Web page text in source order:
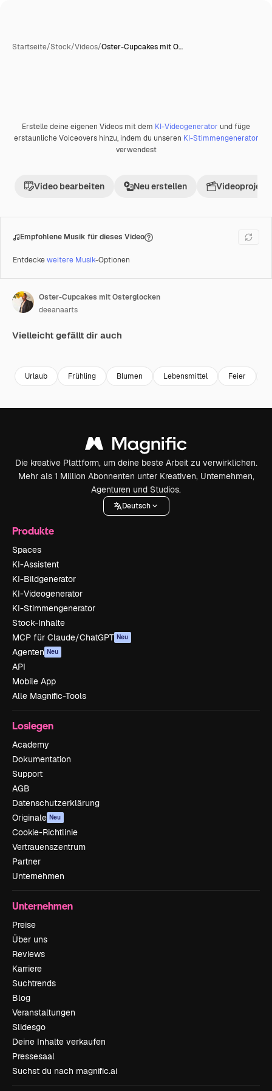
Startseite/Stock/Videos/Oster-Cupcakes mit O…
PremiumKI-generiert
Erstelle deine eigenen Videos mit dem KI-Videogenerator und füge
erstaunliche Voiceovers hinzu, indem du unseren KI-Stimmengenerator
verwendest
Video bearbeiten Neu erstellen Videoprojekt
Empfohlene Musik für dieses Video
Entdeckeweitere Musik-Optionen
Oster-Cupcakes mit Osterglocken
deeanaarts
Vielleicht gefällt dir auch
Urlaub Frühling Blumen Lebensmittel Feier
Die kreative Plattform, um deine beste Arbeit zu verwirklichen.
Mehr als 1 Million Abonnenten unter Kreativen, Unternehmen,
Agenturen und Studios.
Deutsch
Produkte
Spaces
KI-Assistent
KI-Bildgenerator
KI-Videogenerator
KI-Stimmengenerator
Stock-Inhalte
MCP für Claude/ChatGPT Neu
Agenten Neu
API
Mobile App
Alle Magnific-Tools
Loslegen
Academy
Dokumentation
Support
AGB
Datenschutzerklärung
Originale Neu
Cookie-Richtlinie
Vertrauenszentrum
Partner
Unternehmen
Unternehmen
Preise
Über uns
Reviews
Karriere
Suchtrends
Blog
Veranstaltungen
Slidesgo
Deine Inhalte verkaufen
Pressesaal
Suchst du nach magnific.ai